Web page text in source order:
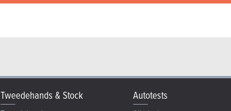
Tweedehands & Stock Autotests